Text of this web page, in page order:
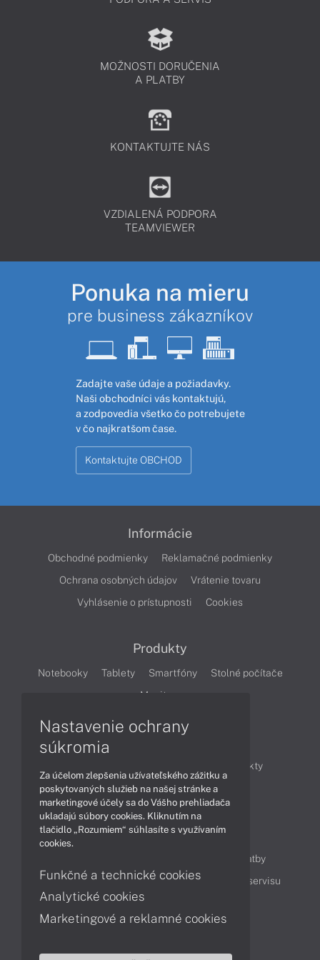
MOŽNOSTI DORUČENIA
A PLATBY
KONTAKTUJTE NÁS
VZDIALENÁ PODPORA
TEAMVIEWER
Ponuka na mieru
pre business zákazníkov
Zadajte vaše údaje a požiadavky.
Naši obchodníci vás kontaktujú,
a zodpovedia všetko čo potrebujete
v čo najkratšom čase.
Kontaktujte OBCHOD
Informácie
Obchodné podmienky
Reklamačné podmienky
Ochrana osobných údajov
Vrátenie tovaru
Vyhlásenie o prístupnosti
Cookies
Produkty
Notebooky Tablety Smartfóny
Stolné počítače
Monitory
Produkty
Technológie
Videá
Obsah
Možnosti doručenia a platby
Podpora a servis
Servisné služby Cenník servisu
Kontakty
043 4224 771 Obchodné oddelenie
Nastavenie ochrany
súkromia
Za účelom zlepšenia užívateľského zážitku a
poskytovaných služieb na našej stránke a
marketingové účely sa do Vášho prehliadača
ukladajú súbory cookies. Kliknutím na
tlačidlo „Rozumiem“ súhlasíte s využívaním
cookies.
Funkčné a technické cookies
Analytické cookies
Marketingové a reklamné cookies